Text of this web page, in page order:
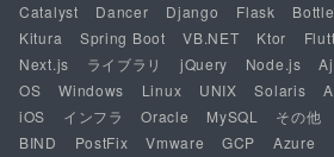
Catalyst
Dancer Django Flask Bottle
Kitura
Spring Boot VB.NET Ktor
Next.js
ライブラリ jQuery Node.js
OS
Windows Linux UNIX Solaris
iOS
インフラ Oracle MySQL その他
BIND
PostFix Vmware GCP Azure